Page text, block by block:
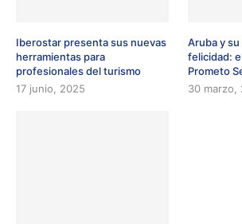
Iberostar presenta sus nuevas
herramientas para
profesionales del turismo
17 junio, 2025
Aruba y
felicidad:
Prometo
30 marzo,